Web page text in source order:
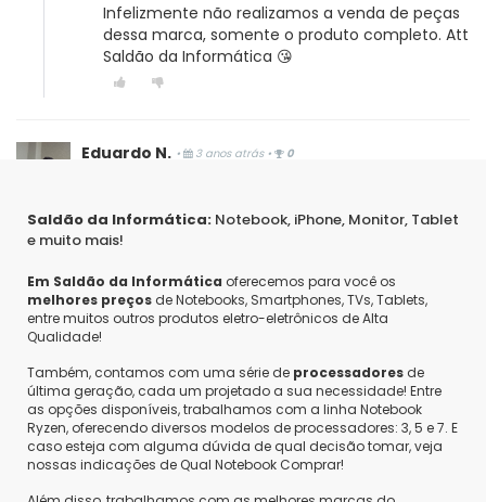
Infelizmente não realizamos a venda de peças
dessa marca, somente o produto completo. Att
Saldão da Informática 😘
Eduardo N. • 3 anos atrás • 0
Coloca todas as informações de configuração,
ajuda bastante.
Saldão da Informática 3 anos atrás• 0
Olá, bom dia!
processador Intel Celeron N4000 4 MB Cache,
até 2.6 GHz, Dual-Core, teclado e mouse sem
fio, 5 portas USB, não é bivolts. Att Saldão da
informática!
Saldão da Informática: Notebook, iPhone, Monitor, Tablet
e muito mais!
Em Saldão da Informática oferecemos para você os
melhores preços de Notebooks, Smartphones, TVs, Tablets,
entre muitos outros produtos eletro-eletrônicos de Alta
Qualidade!
Também, contamos com uma série de processadores de
última geração, cada um projetado a sua necessidade! Entre
as opções disponíveis, trabalhamos com a linha Notebook
Ryzen, oferecendo diversos modelos de processadores: 3, 5 e 7. E
caso esteja com alguma dúvida de qual decisão tomar, veja
nossas indicações de Qual Notebook Comprar!